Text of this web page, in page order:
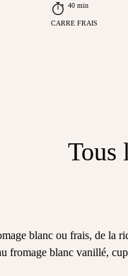
40 min
CARRE FRAIS
Tous
blanc ou frais, de
fromage blanc vanillé,